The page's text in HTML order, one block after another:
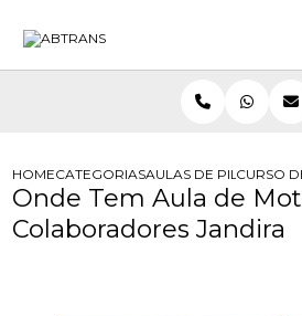
HOMECATEGORIASAULAS DE PILOTAGEM
CURSO
Onde Tem Aula de
Colaboradores Jandira